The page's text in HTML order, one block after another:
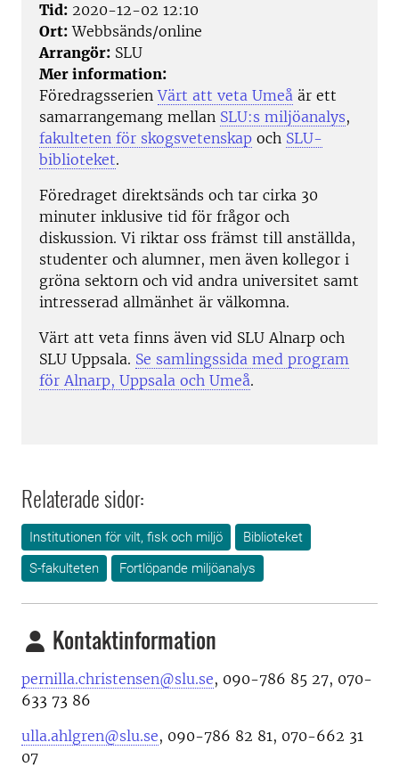
Tid: 2020-12-02 12:10
Ort: Webbsänds/online
Arrangör: SLU
Mer information:
FöredragsserienVärt att veta Umeå är ett
samarrangemang mellan SLU:s miljöanalys,
fakulteten för skogsvetenskap och SLU-
biblioteket.
Föredraget direktsänds och tar cirka 30
minuter inklusive tid för frågor och
diskussion. Vi riktar oss främst till anställda,
studenter och alumner, men även kollegor i
gröna sektorn och vid andra universitet samt
intresserad allmänhet är välkomna.
Värt att veta finns även vid SLU Alnarp och
SLU Uppsala. Se samlingssida med program
för Alnarp, Uppsala och Umeå.
Relaterade sidor:
Institutionen för vilt, fisk och miljö
Biblioteket
S-fakulteten
Fortlöpande miljöanalys
Kontaktinformation
pernilla.christensen@slu.se, 090-786 85 27, 070-
633 73 86
ulla.ahlgren@slu.se, 090-786 82 81, 070-662 31
07